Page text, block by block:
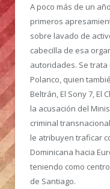
A poco más de un
primeros
sobre lavado de
cabecilla de esa
autoridades. Se trata
Polanco, quien
Beltrán, El Sony 7, El
la acusación del
criminal
le atribuyen traficar
Dominicana hacia
teniendo como
de Santiago.